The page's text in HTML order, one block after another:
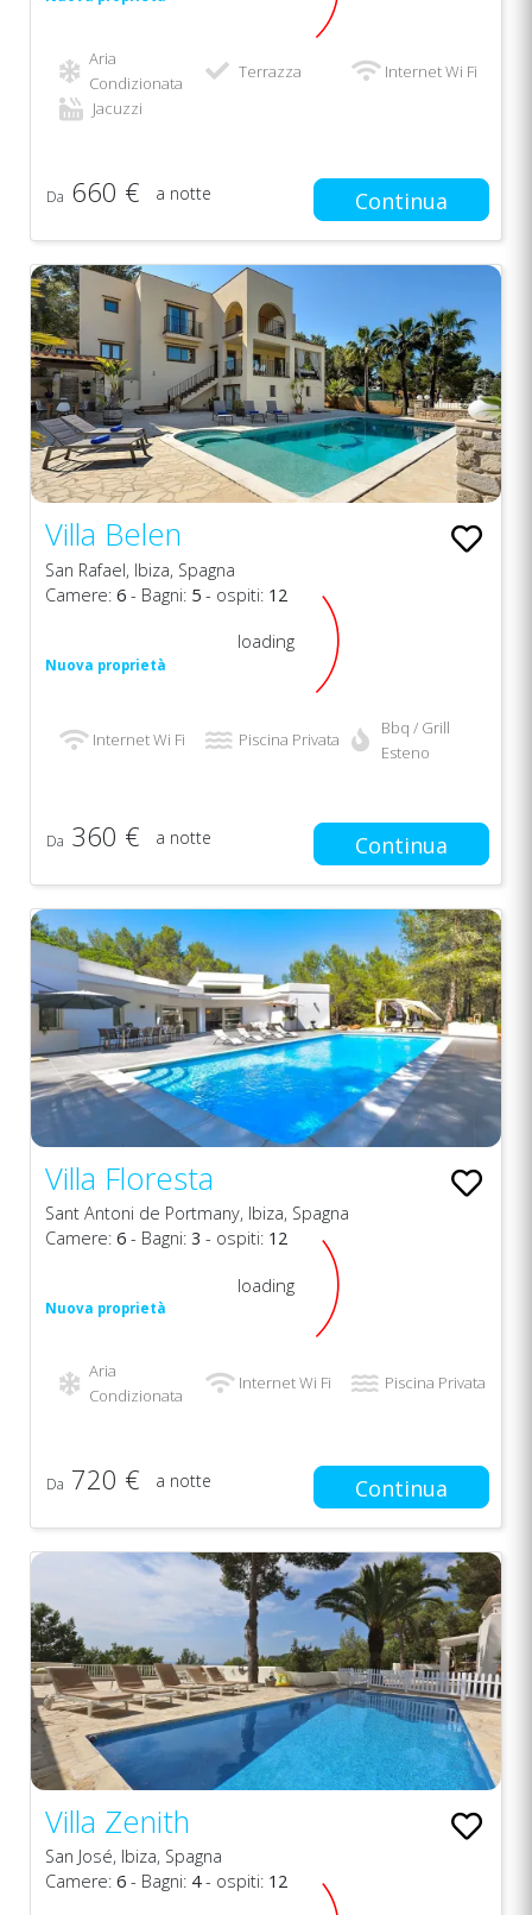
Aria
Condizionata
Terrazza
Internet Wi Fi
Jacuzzi
Da 660 € a notte Continua
Villa Belen
San Rafael, Ibiza, Spagna
Camere: 6 - Bagni: 5 - ospiti: 12
Nuova proprietà
loading
Internet Wi Fi Piscina Privata
Bbq / Grill
Esteno
Da 360 € a notte Continua
Villa Floresta
Sant Antoni de Portmany, Ibiza, Spagna
Camere: 6 - Bagni: 3 - ospiti: 12
Nuova proprietà
loading
Aria
Condizionata
Internet Wi Fi Piscina Privata
Da 720 € a notte Continua
Villa Zenith
San José, Ibiza, Spagna
Camere: 6 - Bagni: 4- ospiti: 12